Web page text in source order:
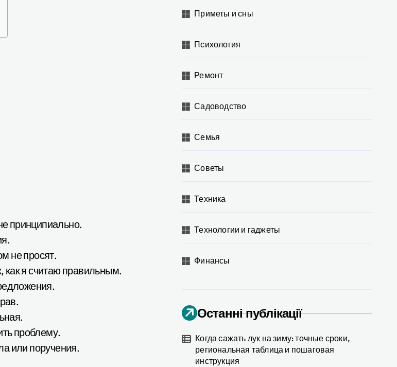
принципиально.
не просят.
как я считаю правильным.
проблему.
или поручения.
Приметы и сны
Психология
Ремонт
Садоводство
Семья
Советы
Техника
Технологии и гаджеты
Финансы
Останні публікації
Когда сажать лук на зиму: точные сроки,
региональная таблица и пошаговая
инструкция